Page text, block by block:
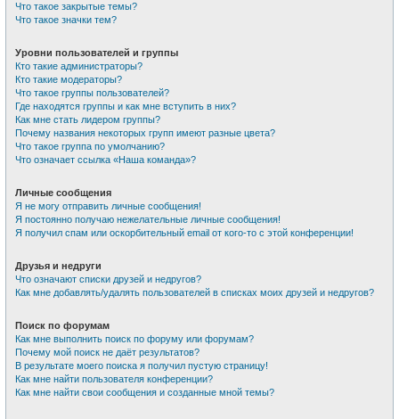
Что такое закрытые темы?
Что такое значки тем?
Уровни пользователей и группы
Кто такие администраторы?
Кто такие модераторы?
Что такое группы пользователей?
Где находятся группы и как мне вступить в них?
Как мне стать лидером группы?
Почему названия некоторых групп имеют разные цвета?
Что такое группа по умолчанию?
Что означает ссылка «Наша команда»?
Личные сообщения
Я не могу отправить личные сообщения!
Я постоянно получаю нежелательные личные сообщения!
Я получил спам или оскорбительный email от кого-то с этой конференции!
Друзья и недруги
Что означают списки друзей и недругов?
Как мне добавлять/удалять пользователей в списках моих друзей и недругов?
Поиск по форумам
Как мне выполнить поиск по форуму или форумам?
Почему мой поиск не даёт результатов?
В результате моего поиска я получил пустую страницу!
Как мне найти пользователя конференции?
Как мне найти свои сообщения и созданные мной темы?